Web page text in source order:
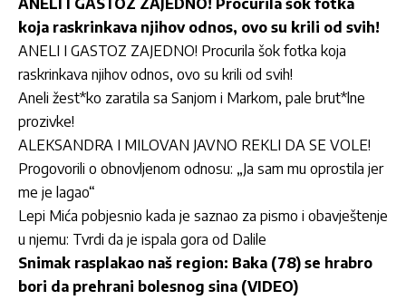
ANELI I GASTOZ ZAJEDNO! Procurila šok fotka
koja raskrinkava njihov odnos, ovo su krili od svih!
ANELI I GASTOZ ZAJEDNO! Procurila šok fotka koja
raskrinkava njihov odnos, ovo su krili od svih!
Aneli žest*ko zaratila sa Sanjom i Markom, pale brut*lne
prozivke!
ALEKSANDRA I MILOVAN JAVNO REKLI DA SE VOLE!
Progovorili o obnovljenom odnosu: „Ja sam mu oprostila jer
me je lagao“
Lepi Mića pobjesnio kada je saznao za pismo i obavještenje
u njemu: Tvrdi da je ispala gora od Dalile
Snimak rasplakao naš region: Baka (78) se hrabro
bori da prehrani bolesnog sina (VIDEO)